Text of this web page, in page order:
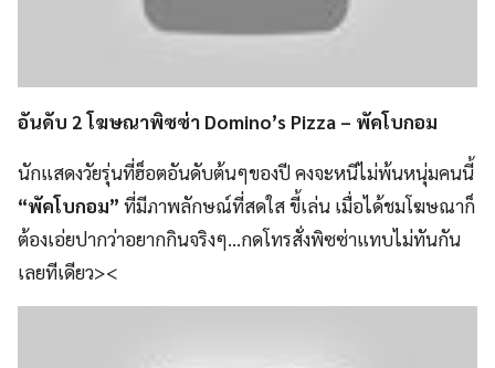
อันดับ 2 โฆษณาพิซซ่า Domino’s Pizza – พัคโบกอม
นักแสดงวัยรุ่นที่ฮ็อตอันดับต้นๆของปี คงจะหนีไม่พ้นหนุ่มคนนี้
“พัคโบกอม” ที่มีภาพลักษณ์ที่สดใส ขี้เล่น เมื่อได้ชมโฆษณาก็
ต้องเอ่ยปากว่าอยากกินจริงๆ…กดโทรสั่งพิซซ่าแทบไม่ทันกัน
เลยทีเดียว><